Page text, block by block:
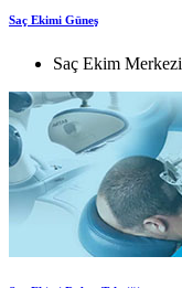
Saç Ekimi Güneş
Saç Ekim Merkezi